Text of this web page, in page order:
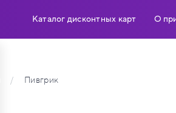
Каталог дисконтных карт О
/ Пивгрик